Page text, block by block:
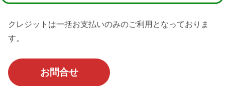
クレジットは一括お支払いのみのご利用となっておりま
す。
お問合せ